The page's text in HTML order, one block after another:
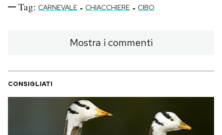
Tag: CARNEVALE - CHIACCHIERE - CIBO
Mostra i commenti
CONSIGLIATI